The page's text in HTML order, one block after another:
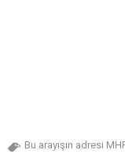
Bu arayışın adresi